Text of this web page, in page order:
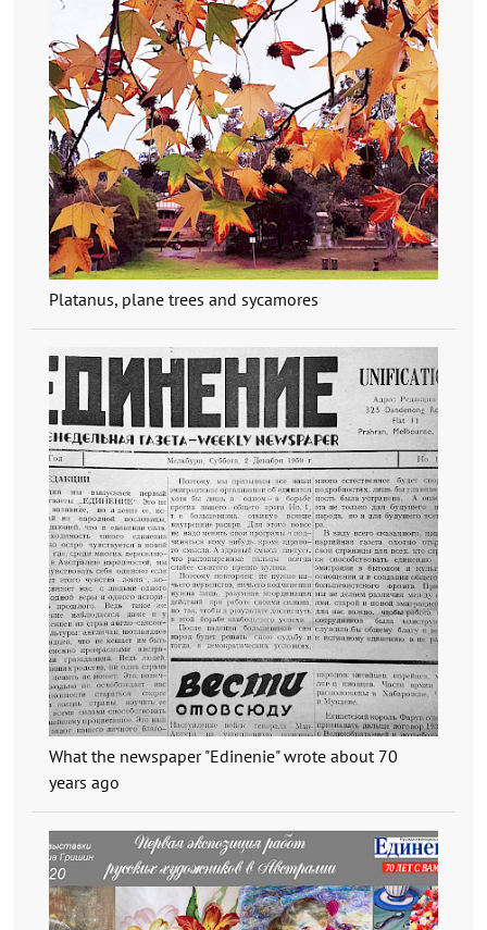
Platanus, plane trees and sycamores
What the newspaper "Edinenie" wrote about 70
years ago